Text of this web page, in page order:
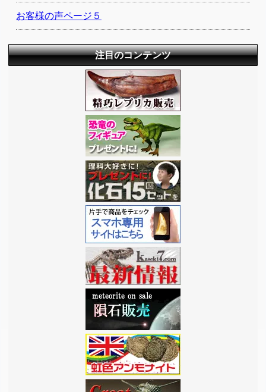
お客様の声ページ５
注目のコンテンツ